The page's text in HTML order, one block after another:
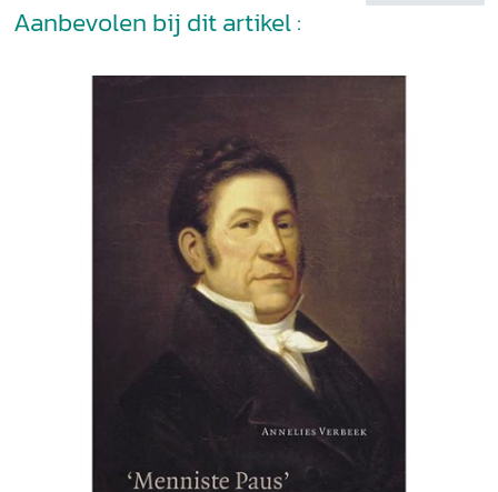
Aanbevolen bij dit artikel :